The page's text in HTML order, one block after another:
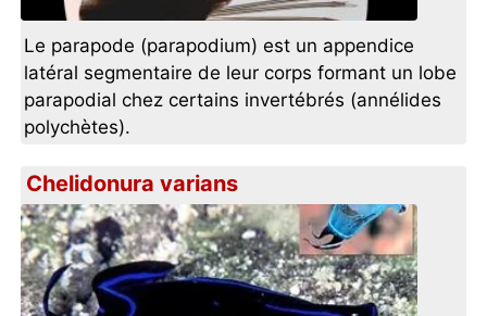
Le parapode (parapodium) est un appendice
latéral segmentaire de leur corps formant un lobe
parapodial chez certains invertébrés (annélides
polychètes).
Chelidonura varians